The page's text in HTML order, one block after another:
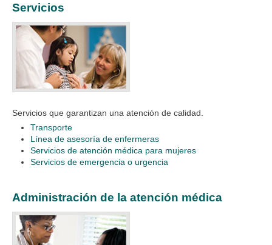
Servicios
Servicios que garantizan una atención de calidad.
Transporte
Línea de asesoría de enfermeras
Servicios de atención médica para mujeres
Servicios de emergencia o urgencia
Administración de la atención médica